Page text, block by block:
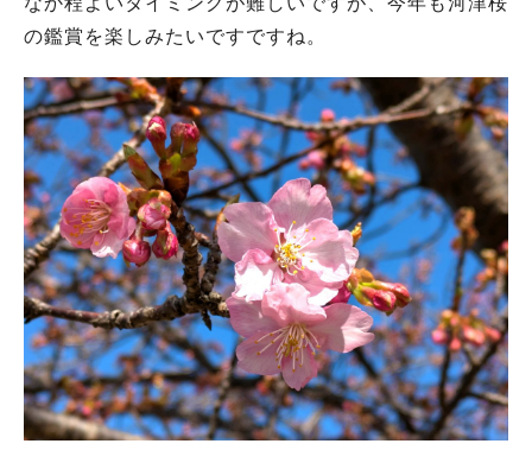
の鑑賞を楽しみたいですですね。